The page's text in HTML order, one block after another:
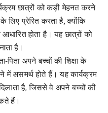
छात्रों को कड़ी मेहनत करने
लिए प्रेरित करता है, क्योंकि
होता है। यह छात्रों को
है।
पिता अपने बच्चों की शिक्षा के
में असमर्थ होते हैं। यह कार्यक्रम
है, जिससे वे अपने बच्चों की
हैं।